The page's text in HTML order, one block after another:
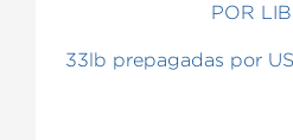
POR
33lb prepagadas por